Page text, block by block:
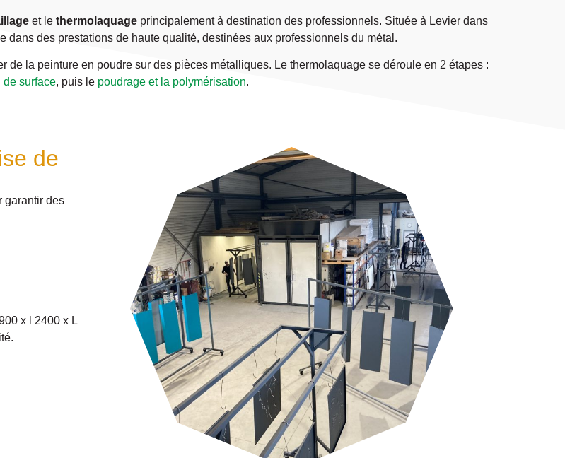
et le thermolaquage principalement à destination des professionnels. Située à Levier dans
dans des prestations de haute qualité, destinées aux professionnels du métal.
de la peinture en poudre sur des pièces métalliques. Le thermolaquage se déroule en 2 étapes :
de surface, puis le poudrage et la polymérisation.
de
garantir des
x l 2400 x L